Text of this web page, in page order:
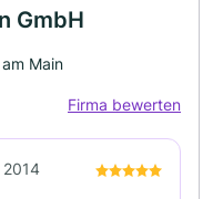
GmbH
Main
Firma bewerten
2014